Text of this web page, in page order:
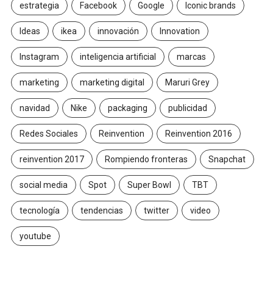
estrategia Facebook Google Iconic brands
Ideas ikea innovación Innovation
Instagram inteligencia artificial marcas
marketing marketing digital Maruri Grey
navidad Nike packaging publicidad
Redes Sociales Reinvention Reinvention 2016
reinvention 2017 Rompiendo fronteras Snapchat
social media Spot Super Bowl TBT
tecnología tendencias twitter video
youtube